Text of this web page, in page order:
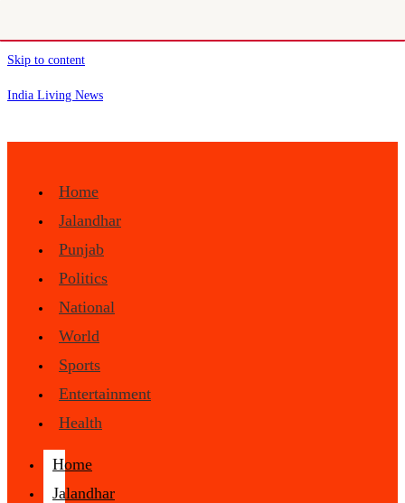
Skip to content
India Living News
Home
Jalandhar
Punjab
Politics
National
World
Sports
Entertainment
Health
Home
Jalandhar